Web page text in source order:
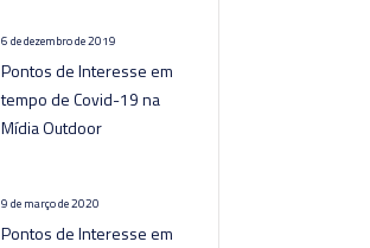
6 de dezembro de 2019
Pontos de Interesse em
tempo de Covid-19 na
Mídia Outdoor
9 de março de 2020
Pontos de Interesse em